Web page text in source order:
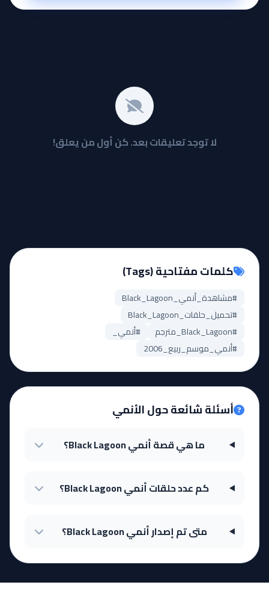
لا توجد تعليقات بعد. كن أول من يعلق!
كلمات مفتاحية (Tags)
#مشاهدة_أنمي_Black_Lagoon
#تحميل_حلقات_Black_Lagoon
#Black_Lagoon_مترجم
#أنمي_
#أنمي_موسم_ربيع_2006
أسئلة شائعة حول الأنمي
ما هي قصة أنمي Black Lagoon؟
كم عدد حلقات أنمي Black Lagoon؟
متى تم إصدار أنمي Black Lagoon؟